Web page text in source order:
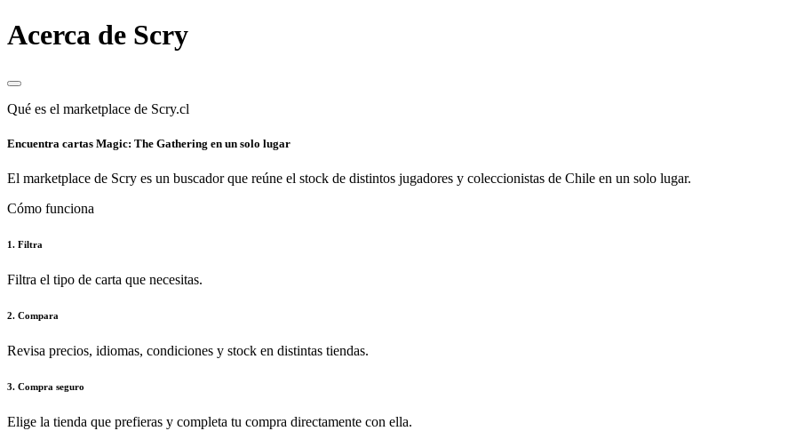
Acerca de Scry
Qué es el marketplace de Scry.cl
Encuentra cartas Magic: The Gathering en un solo lugar
El marketplace de Scry es un buscador que reúne el stock de distintos jugadores y coleccionistas de Chile en un solo lugar.
Cómo funciona
1. Filtra
Filtra el tipo de carta que necesitas.
2. Compara
Revisa precios, idiomas, condiciones y stock en distintas tiendas.
3. Compra seguro
Elige la tienda que prefieras y completa tu compra directamente con ella.